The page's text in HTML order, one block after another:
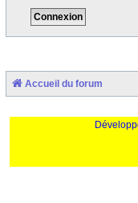
Accueil du forum